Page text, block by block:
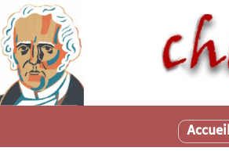
Accueil